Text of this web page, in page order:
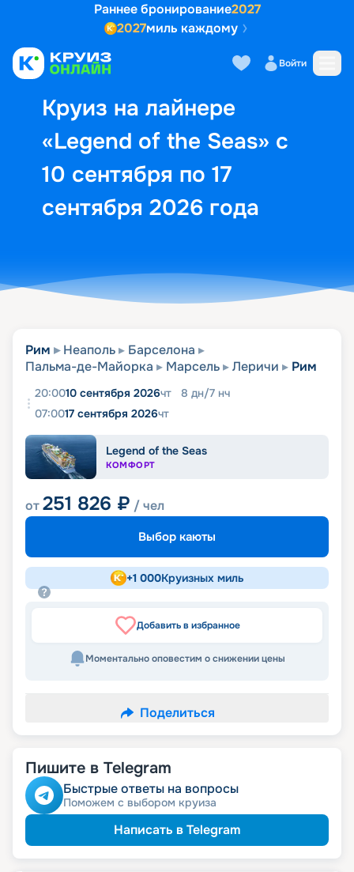
Раннее бронирование2027
2027миль каждому
Войти
Круиз на лайнере
«Legend of the Seas» с
10 сентября по 17
сентября 2026 года
Выбор кают Маршрут и
Рим Неаполь
Барселона
Пальма-де-Майорка
Марсель Леричи Рим
20:0010 сентября 2026чт 8 дн/7 нч
07:0017 сентября 2026чт
Legend of the Seas
КОМФОРТ
от251 826 ₽ / чел
Выбор каюты
+1 000Круизных миль
Добавить в избранное
Моментально оповестим о снижении цены
Поделиться
Пишите в Telegram
Быстрые ответы на вопросы
Поможем с выбором круиза
Написать в Telegram